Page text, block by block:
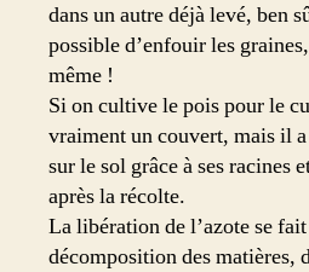
dans un autre déjà levé, ben
possible d’enfouir les
même !
Si on cultive le pois pour le
vraiment un couvert, mais il
sur le sol grâce à ses racines
après la récolte.
La libération de l’azote se
décomposition des matières,